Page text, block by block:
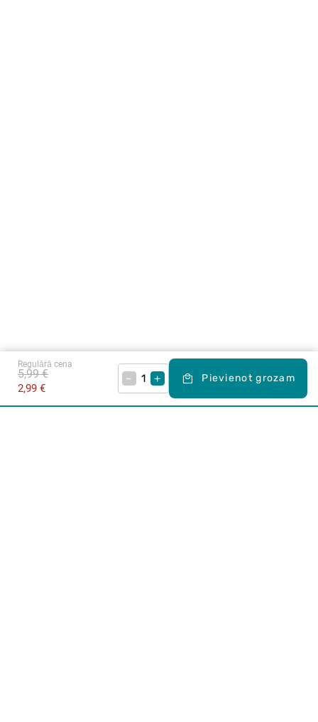
Regulārā cena
2,99 €
5,99 € – + Pievienot grozam